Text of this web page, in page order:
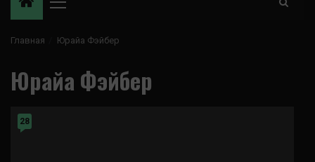
Основное
Главная Юрайа Фэйбер
Юрайа Фэйбер
28